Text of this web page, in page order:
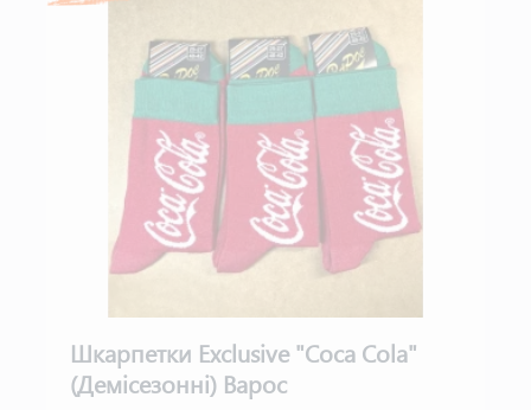
Шкарпетки Exclusive "Coca Cola"
(Демісезонні) Варос